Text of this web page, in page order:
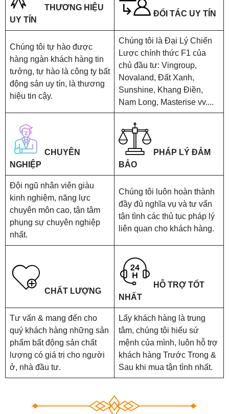
THƯƠNG HIỆU
UY TÍN
ĐỐI TÁC UY TÍN
Chúng tôi tự hào được
hàng ngàn khách hàng tin
tưởng, tự hào là công ty bất
động sản uy tín, là thương
hiệu tin cậy.
Chúng tôi là Đại Lý Chiến
Lược chính thức F1 của
chủ đầu tư: Vingroup,
Novaland, Đất Xanh,
Sunshine, Khang Điền,
Nam Long, Masterise vv....
CHUYÊN
NGHIỆP
PHÁP LÝ ĐẢM
BẢO
Đội ngũ nhân viên giàu
kinh nghiệm, năng lực
chuyên môn cao, tận tâm
phụng sự chuyên nghiệp
nhất.
Chúng tôi luôn hoàn thành
đầy đủ nghĩa vụ và tư vấn
tận tình các thủ tục pháp lý
liên quan cho khách hàng.
CHẤT LƯỢNG
HỖ TRỢ TỐT
NHẤT
Tư vấn & mang đến cho
quý khách hàng những sản
phẩm bất động sản chất
lượng có giá trị cho người
ở, nhà đầu tư.
Lấy khách hàng là trung
tâm, chúng tôi hiểu sứ
mệnh của mình, luôn hỗ trợ
khách hàng Trước Trong &
Sau khi mua tận tình nhất.